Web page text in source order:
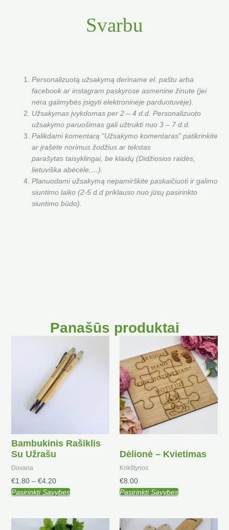
Svarbu
Personalizuotą užsakymą deriname el. paštu arba
facebook ar instagram paskyrose asmenine žinute (jei
nėra galimybės įsigyti elektroninėje parduotuvėje).
Užsakymas įvykdomas per 2 – 4 d.d. Personalizuoto
užsakymo paruošimas gali užtrukti nuo 3 – 7 d.d.
Palikdami komentarą “Užsakymo komentaras” patikrinkite
ar įrašėte norimus žodžius ar tekstas
parašytas taisyklingai, be klaidų (Didžiosios raidės,
lietuviška abėcėle,…).
Planuodami užsakymą nepamirškite paskaičiuoti ir galimo
siuntimo laiko (2-5 d.d priklauso nuo jūsų pasirinkto
siuntimo būdo).
Panašūs produktai
Bambukinis Rašiklis
Su Užrašu
Dovana
€1.80 – €4.20
range:
€1.80
through
€4.20
Pasirinkti Savybes
variants.
options
chosen
on
the
product
page
Dėlionė – Kvietimas
Krikštynos
€8.00
Pasirinkti Savybes
This